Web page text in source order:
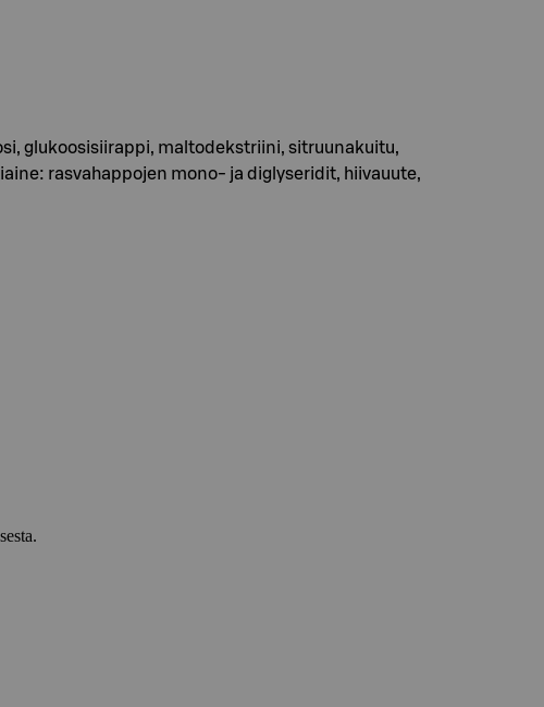
glukoosisiirappi, maltodekstriini, sitruunakuitu,
rasvahappojen mono- ja diglyseridit, hiivauute,